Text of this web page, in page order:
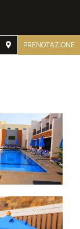
PRENOTAZIONE